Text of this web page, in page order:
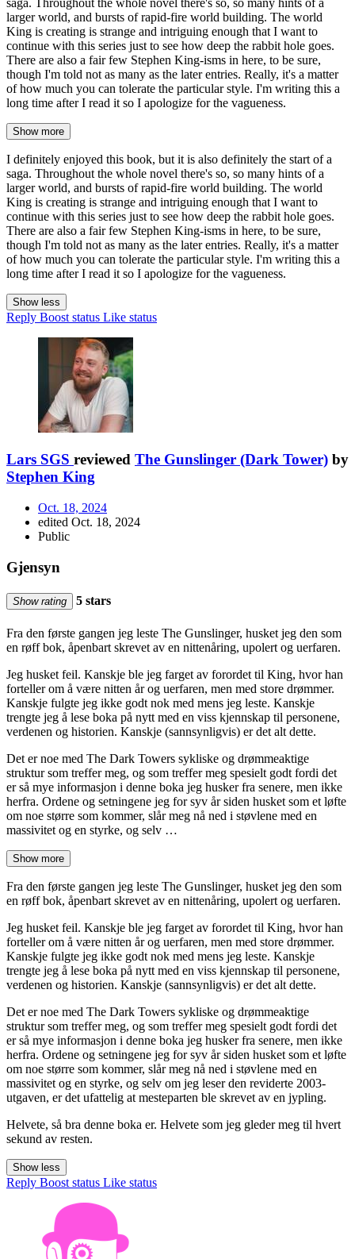
saga. Throughout the whole novel there's so, so many hints of a
larger world, and bursts of rapid-fire world building. The world
King is creating is strange and intriguing enough that I want to
continue with this series just to see how deep the rabbit hole goes.
There are also a fair few Stephen King-isms in here, to be sure,
though I'm told not as many as the later entries. Really, it's a matter
of how much you can tolerate the particular style. I'm writing this a
long time after I read it so I apologize for the vagueness.
Show more
I definitely enjoyed this book, but it is also definitely the start of a
saga. Throughout the whole novel there's so, so many hints of a
larger world, and bursts of rapid-fire world building. The world
King is creating is strange and intriguing enough that I want to
continue with this series just to see how deep the rabbit hole goes.
There are also a fair few Stephen King-isms in here, to be sure,
though I'm told not as many as the later entries. Really, it's a matter
of how much you can tolerate the particular style. I'm writing this a
long time after I read it so I apologize for the vagueness.
Show less
Reply Boost status Like status
Lars SGS reviewed The Gunslinger (Dark Tower) by
Stephen King
Oct. 18, 2024
edited Oct. 18, 2024
Public
Gjensyn
Show rating 5 stars
Fra den første gangen jeg leste The Gunslinger, husket jeg den som
en røff bok, åpenbart skrevet av en nittenåring, upolert og uerfaren.
Jeg husket feil. Kanskje ble jeg farget av forordet til King, hvor han
forteller om å være nitten år og uerfaren, men med store drømmer.
Kanskje fulgte jeg ikke godt nok med mens jeg leste. Kanskje
trengte jeg å lese boka på nytt med en viss kjennskap til personene,
verdenen og historien. Kanskje (sannsynligvis) er det alt dette.
Det er noe med The Dark Towers sykliske og drømmeaktige
struktur som treffer meg, og som treffer meg spesielt godt fordi det
er så mye informasjon i denne boka jeg husker fra senere, men ikke
herfra. Ordene og setningene jeg for syv år siden husket som et løfte
om noe større som kommer, slår meg nå ned i støvlene med en
massivitet og en styrke, og selv …
Show more
Fra den første gangen jeg leste The Gunslinger, husket jeg den som
en røff bok, åpenbart skrevet av en nittenåring, upolert og uerfaren.
Jeg husket feil. Kanskje ble jeg farget av forordet til King, hvor han
forteller om å være nitten år og uerfaren, men med store drømmer.
Kanskje fulgte jeg ikke godt nok med mens jeg leste. Kanskje
trengte jeg å lese boka på nytt med en viss kjennskap til personene,
verdenen og historien. Kanskje (sannsynligvis) er det alt dette.
Det er noe med The Dark Towers sykliske og drømmeaktige
struktur som treffer meg, og som treffer meg spesielt godt fordi det
er så mye informasjon i denne boka jeg husker fra senere, men ikke
herfra. Ordene og setningene jeg for syv år siden husket som et løfte
om noe større som kommer, slår meg nå ned i støvlene med en
massivitet og en styrke, og selv om jeg leser den reviderte 2003-
utgaven, er det ufattelig at mesteparten ble skrevet av en jypling.
Helvete, så bra denne boka er. Helvete som jeg gleder meg til hvert
sekund av resten.
Show less
Reply Boost status Like status